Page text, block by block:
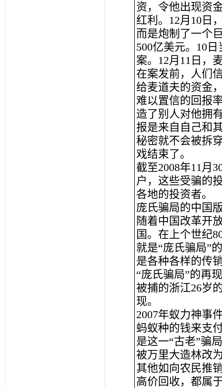
资，令他出现资
红利。12月10日
而是炮制了一个
500亿美元。10
案。12月11日，
在案发前，人们
给麦道夫的资金
难以置信的回报
造了别人对他拥
报是来自自己和
秘密就不会被拆
戏结束了。
截至2008年11月
户，这些受骗的
各地的投资者。
庞氏骗局的中国
随着中国改革开
国。在上个世纪
就是“庞氏骗局”
是各种各样的传
“庞氏骗局”的再
被捕的浙江26岁
现。
2007年蚁力神事
蚂蚁种的钱来支
是这一“古老”骗
被万里大造林改
其他如向农民推
高价回收，都属